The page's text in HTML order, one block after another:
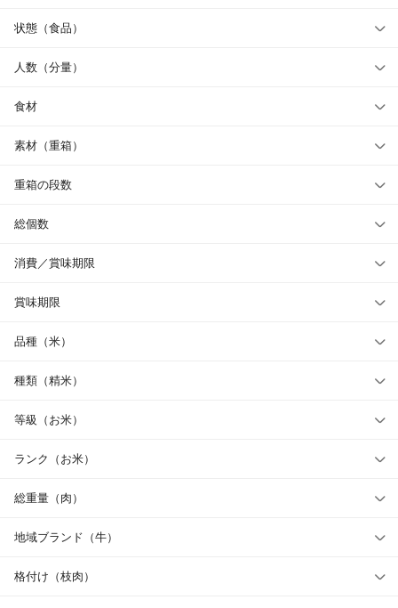
状態（食品）
人数（分量）
食材
素材（重箱）
重箱の段数
総個数
消費／賞味期限
賞味期限
品種（米）
種類（精米）
等級（お米）
ランク（お米）
総重量（肉）
地域ブランド（牛）
格付け（枝肉）